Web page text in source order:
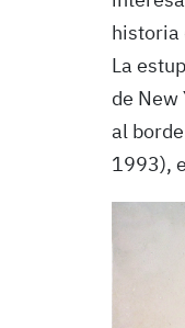
historia
La
de New
al
1993),